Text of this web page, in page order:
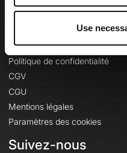
Use
Se connecter
Informations
Politique de confidentialité
CGV
CGU
Mentions légales
Paramètres des cookies
Suivez-nous